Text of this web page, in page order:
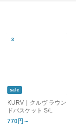
sale
KURV｜クルヴ ラウン
ドバスケット S/L
770円～